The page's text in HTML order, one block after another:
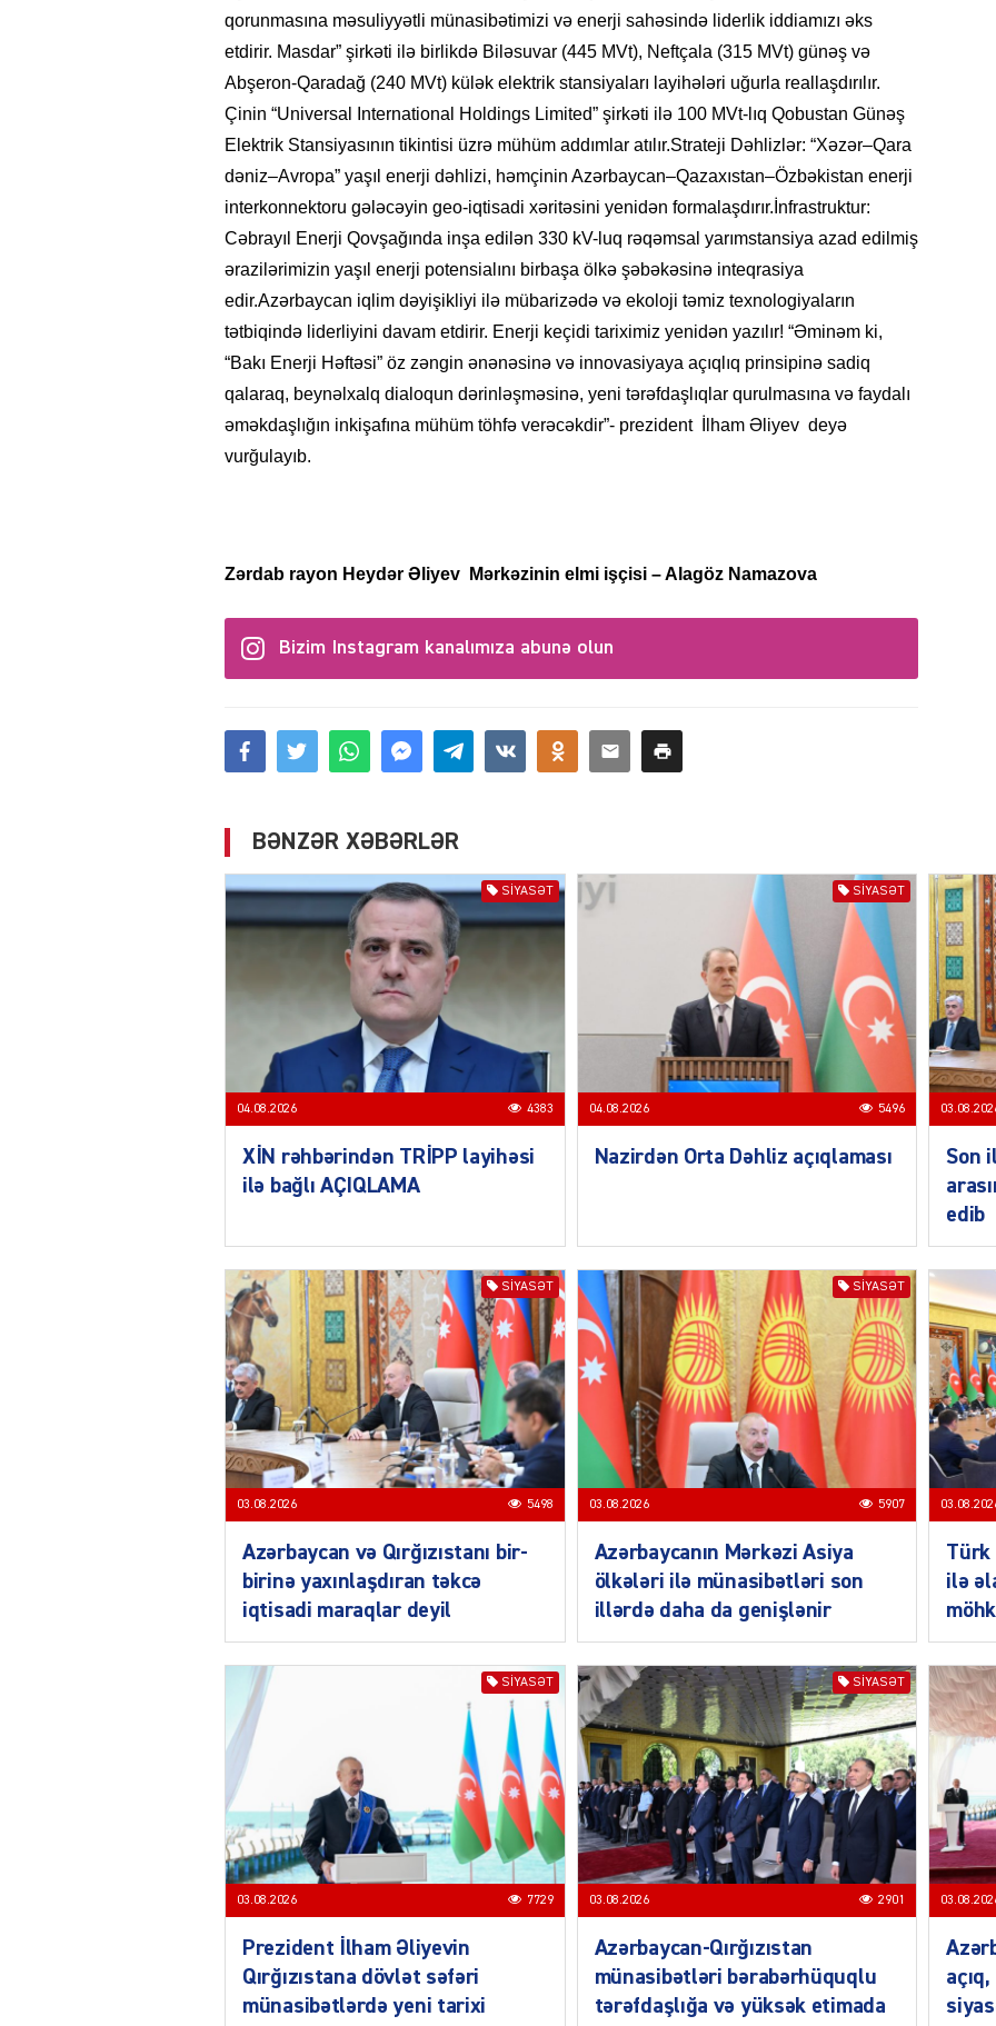
qorunmasına məsuliyyətli münasibətimizi və enerji sahəsində liderlik iddiamızı əks
etdirir. Masdar” şirkəti ilə birlikdə Biləsuvar (445 MVt), Neftçala (315 MVt) günəş və
Abşeron-Qaradağ (240 MVt) külək elektrik stansiyaları layihələri uğurla reallaşdırılır.
Çinin “Universal International Holdings Limited” şirkəti ilə 100 MVt-lıq Qobustan Günəş
Elektrik Stansiyasının tikintisi üzrə mühüm addımlar atılır.Strateji Dəhlizlər: “Xəzər–Qara
dəniz–Avropa” yaşıl enerji dəhlizi, həmçinin Azərbaycan–Qazaxıstan–Özbəkistan enerji
interkonnektoru gələcəyin geo-iqtisadi xəritəsini yenidən formalaşdırır.İnfrastruktur:
Cəbrayıl Enerji Qovşağında inşa edilən 330 kV-luq rəqəmsal yarımstansiya azad edilmiş
ərazilərimizin yaşıl enerji potensialını birbaşa ölkə şəbəkəsinə inteqrasiya
edir.Azərbaycan iqlim dəyişikliyi ilə mübarizədə və ekoloji təmiz texnologiyaların
tətbiqində liderliyini davam etdirir. Enerji keçidi tariximiz yenidən yazılır! “Əminəm ki,
“Bakı Enerji Həftəsi” öz zəngin ənənəsinə və innovasiyaya açıqlıq prinsipinə sadiq
qalaraq, beynəlxalq dialoqun dərinləşməsinə, yeni tərəfdaşlıqlar qurulmasına və faydalı
əməkdaşlığın inkişafına mühüm töhfə verəcəkdir”- prezident İlham Əliyev deyə
vurğulayıb.
Zərdab rayon Heydər Əliyev Mərkəzinin elmi işçisi – Alagöz Namazova
Bizim Instagram kanalımıza abunə olun
BƏNZƏR XƏBƏRLƏR
SIYASƏT
04.08.2026 4383
XİN rəhbərindən TRİPP layihəsi
ilə bağlı AÇIQLAMA
SIYASƏT
04.08.2026 5496
Nazirdən Orta Dəhliz açıqlaması
Son
edib
SIYASƏT
03.08.2026 5498
Azərbaycan və Qırğızıstanı bir-
birinə yaxınlaşdıran təkcə
iqtisadi maraqlar deyil
SIYASƏT
03.08.2026 5907
Azərbaycanın Mərkəzi Asiya
ölkələri ilə münasibətləri son
illərdə daha da genişlənir
Türk
ilə
SIYASƏT
03.08.2026 7729
Prezident İlham Əliyevin
Qırğızıstana dövlət səfəri
münasibətlərdə yeni tarixi
SIYASƏT
03.08.2026 2901
Azərbaycan-Qırğızıstan
münasibətləri bərabərhüquqlu
tərəfdaşlığa və yüksək etimada